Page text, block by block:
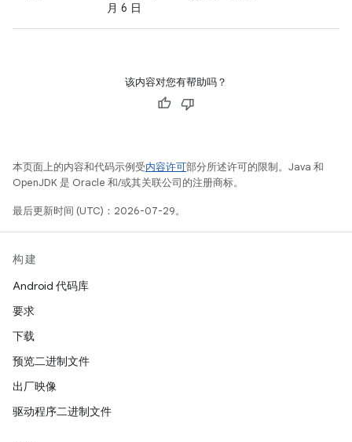
月 6 日
该内容对您有帮助吗？
本页面上的内容和代码示例受内容许可部分所述许可的限制。Java 和
OpenJDK 是 Oracle 和/或其关联公司的注册商标。
最后更新时间 (UTC)：2026-07-29。
构建
Android 代码库
要求
下载
预览二进制文件
出厂映像
驱动程序二进制文件